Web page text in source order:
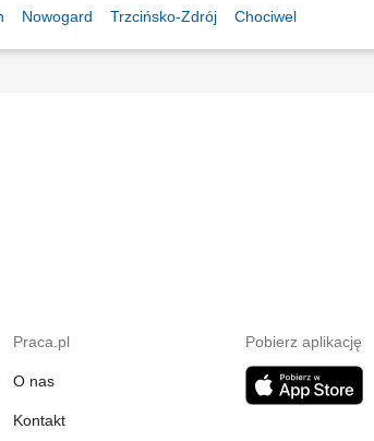
Nowogard Trzcińsko-Zdrój Chociwel
Praca.pl
O nas
Kontakt
Pobierz aplikację